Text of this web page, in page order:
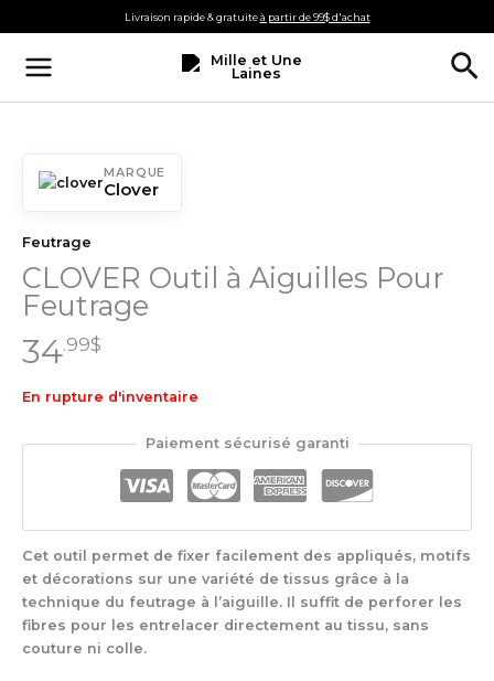
au
contenu
Livraison rapide & gratuiteà partir de 99$ d'achat
MARQUE
Clover
Feutrage
CLOVER Outil à Aiguilles Pour
Feutrage
34.99$
En rupture d'inventaire
Paiement sécurisé garanti
Cet outil permet de fixer facilement des appliqués, motifs
et décorations sur une variété de tissus grâce à la
technique du feutrage à l’aiguille. Il suffit de perforer les
fibres pour les entrelacer directement au tissu, sans
couture ni colle.